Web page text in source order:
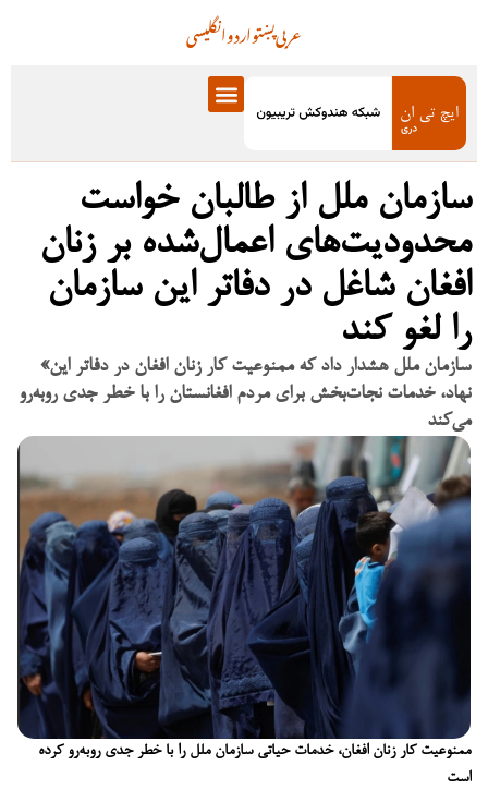
انگلیسیاردوپښتوعربی
سازمان ملل از طالبان خواست
محدودیت‌های اعمال‌شده بر زنان
افغان شاغل در دفاتر این سازمان
را لغو کند
«سازمان ملل هشدار داد که ممنوعیت کار زنان افغان در دفاتر این
نهاد، خدمات نجات‌بخش برای مردم افغانستان را با خطر جدی روبه‌رو
می‌کند
ممنوعیت کار زنان افغان، خدمات حیاتی سازمان ملل را با خطر جدی روبه‌رو کرده
است